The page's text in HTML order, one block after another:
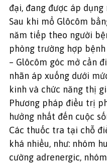
đại, đang được áp
Sau khi mổ Glôcôm
năm tiếp theo người
phòng trường hợp
– Glôcôm góc mở cần
nhãn áp xuống dưới
kinh và chức năng thị
Phương pháp điều trị
hưởng nhất đến cuộc
Các thuốc tra tại chỗ
khá nhiều, như: nhóm
cường adrenergic,